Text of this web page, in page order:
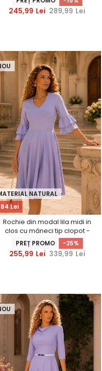
245,99 Lei 289,99 Lei
Lei
NATURAL
Rochie din modal lila midi in
clos cu mâneci tip clopot -
StarShinerS
PREȚ PROMO -25%
255,99 Lei 339,99 Lei